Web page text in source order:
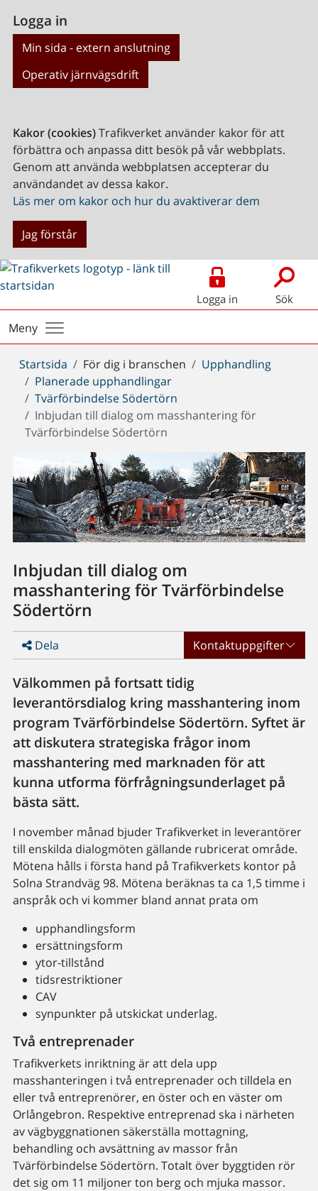
Logga in
Min sida - extern anslutning
Operativ järnvägsdrift
Kakor (cookies)Trafikverket använder kakor för att
förbättra och anpassa ditt besök på vår webbplats.
Genom att använda webbplatsen accepterar du
användandet av dessa kakor.
Läs mer om kakor och hur du avaktiverar dem
Jag förstår
Logga in Sök
Meny
Du
är
här:
Startsida För dig i branschen
Upphandling
Planerade upphandlingar
Tvärförbindelse Södertörn
Inbjudan till dialog om masshantering för
Tvärförbindelse Södertörn
Inbjudan till dialog om
masshantering för Tvärförbindelse
Södertörn
Dela Kontaktuppgifter
Välkommen på fortsatt tidig
leverantörsdialog kring masshantering inom
program Tvärförbindelse Södertörn. Syftet är
att diskutera strategiska frågor inom
masshantering med marknaden för att
kunna utforma förfrågningsunderlaget på
bästa sätt.
I november månad bjuder Trafikverket in leverantörer
till enskilda dialogmöten gällande rubricerat område.
Mötena hålls i första hand på Trafikverkets kontor på
Solna Strandväg 98. Mötena beräknas ta ca 1,5 timme i
anspråk och vi kommer bland annat prata om
upphandlingsform
ersättningsform
ytor-tillstånd
tidsrestriktioner
CAV
synpunkter på utskickat underlag.
Två entreprenader
Trafikverkets inriktning är att dela upp
masshanteringen i två entreprenader och tilldela en
eller två entreprenörer, en öster och en väster om
Orlångebron. Respektive entreprenad ska i närheten
av vägbyggnationen säkerställa mottagning,
behandling och avsättning av massor från
Tvärförbindelse Södertörn. Totalt över byggtiden rör
det sig om 11 miljoner ton berg och mjuka massor.